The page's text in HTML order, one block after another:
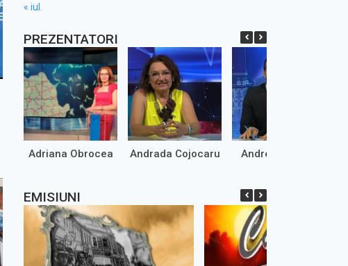
« iul.
PREZENTATORI
Adriana Obrocea Andrada Cojocaru Andrei Marinaș
EMISIUNI